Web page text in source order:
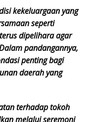
kekeluargaan yang
seperti
dipelihara agar
pandangannya,
penting bagi
daerah yang
terhadap tokoh
melalui seremoni